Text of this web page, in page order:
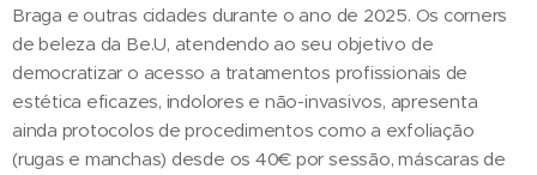
Braga e outras cidades durante o ano de 2025. Os corners
de beleza da Be.U, atendendo ao seu objetivo de
democratizar o acesso a tratamentos profissionais de
estética eficazes, indolores e não-invasivos, apresenta
ainda protocolos de procedimentos como a exfoliação
(rugas e manchas) desde os 40€ por sessão, máscaras de